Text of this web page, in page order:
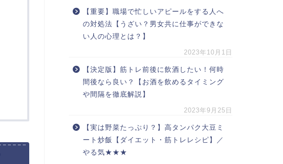
【重要】職場で忙しいアピールをする人へ
の対処法【うざい？男女共に仕事ができな
い人の心理とは？】
2023年10月1日
【決定版】筋トレ前後に飲酒したい！何時
間後なら良い？【お酒を飲めるタイミング
や間隔を徹底解説】
2023年9月25日
【実は野菜たっぷり？】高タンパク大豆ミ
ート炒飯【ダイエット・筋トレレシピ】／
やる気★★★